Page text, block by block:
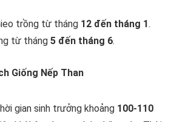
trồng từ tháng 12 đến tháng 1.
từ tháng 5 đến tháng 6.
Giống Nếp Than
gian sinh trưởng khoảng 100-110